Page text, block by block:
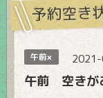
予約空き
午前×
午前 空きが